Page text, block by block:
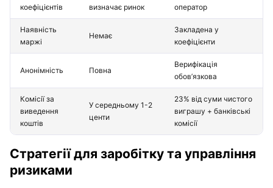
коефіцієнтів
визначає ринок
оператор
Наявність
маржі
Немає
Закладена у
коефіцієнти
Анонімність Повна
Верифікація
обов’язкова
Комісії за
виведення
коштів
У середньому 1-2
центи
23% від суми чистого
виграшу + банківські
комісії
Стратегії для заробітку та управління
ризиками